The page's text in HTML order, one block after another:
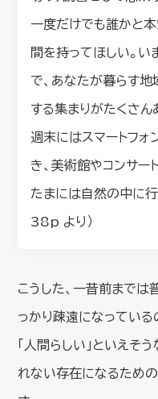
一度だけでも誰かと
間を持ってほしい。い
で、あなたが暮らす
する集まりがたくさん
週末にはスマートフ
き、美術館やコンサー
たまには自然の中に行
38p より）
こうした、一昔前までは
っかり疎遠になってい
「人間らしい」といえそ
れない存在になるため